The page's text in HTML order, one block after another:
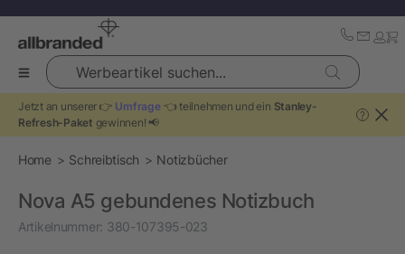
Werbeartikel suchen...
Jetzt an unserer 👉 Umfrage👈 teilnehmen und ein Stanley-
Refresh-Paket gewinnen! 📢
?
Home Schreibtisch Notizbücher
Nova A5 gebundenes Notizbuch
Artikelnummer: 380-107395-023